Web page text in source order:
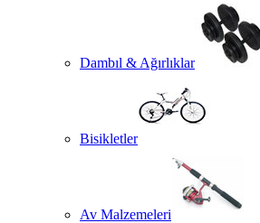
Dambıl & Ağırlıklar
Bisikletler
Av Malzemeleri